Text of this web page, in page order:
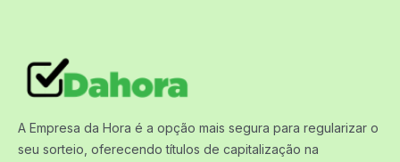
A Empresa da Hora é a opção mais segura para regularizar o
seu sorteio, oferecendo títulos de capitalização na